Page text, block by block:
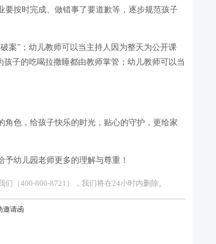
按时完成、做错事了要道歉等，逐步规范孩子
案”；幼儿教师可以当主持人因为整天为公开课
子的吃喝拉撒睡都由教师掌管；幼儿教师可以当
色，给孩子快乐的时光，贴心的守护，更给家
幼儿园老师更多的理解与尊重！
（400-800-8721），我们将在24小时内删除。
邀请函